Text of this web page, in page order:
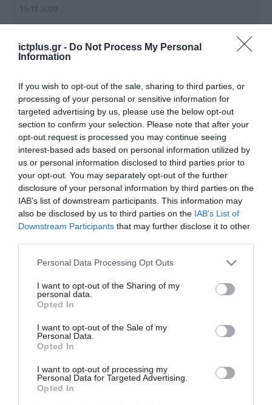
ictplus.gr - Do Not Process My Personal
Information
If you wish to opt-out of the sale, sharing to third parties, or
processing of your personal or sensitive information for
targeted advertising by us, please use the below opt-out
section to confirm your selection. Please note that after your
opt-out request is processed you may continue seeing
interest-based ads based on personal information utilized by
us or personal information disclosed to third parties prior to
your opt-out. You may separately opt-out of the further
disclosure of your personal information by third parties on the
IAB’s list of downstream participants. This information may
also be disclosed by us to third parties on the IAB’s List of
Downstream Participants that may further disclose it to other
Please note that this website/app uses one or more Google
not limited to your visit or usage behaviour. You may click to
grant or deny consent to Google and its third-party tags to
use your data for below specified purposes in below Google
consent section.
Personal Data Processing Opt Outs
I want to opt-out of the Sharing of my
personal data.
Opted In
I want to opt-out of the Sale of my
Personal Data.
Opted In
I want to opt-out of processing my
Personal Data for Targeted Advertising.
Opted In
Κάθε νικητής κερδίζει υποστήριξη 360 μοιρών,
μέσω άτοκης χρηματοδότησης, καθοδήγησης
και υπηρεσιών επιχειρηματικής υποστήριξης
σχέδια που επιδεικνύουν καινοτομία, […]